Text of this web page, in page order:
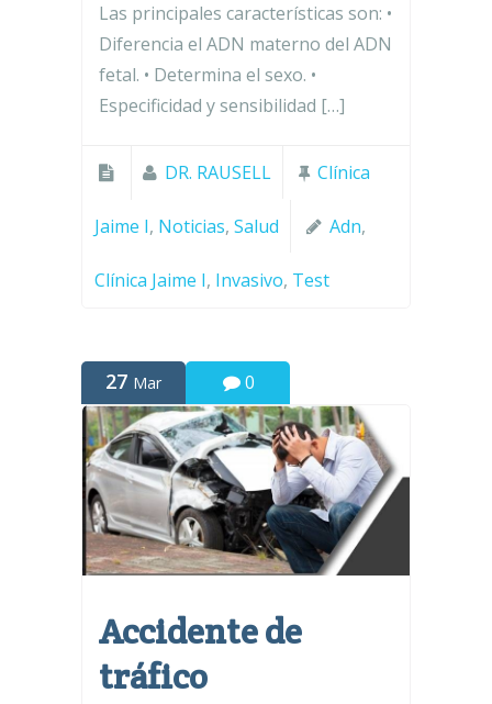
Las principales características son: •
Diferencia el ADN materno del ADN
fetal. • Determina el sexo. •
Especificidad y sensibilidad […]
DR. RAUSELL Clínica
Jaime I, Noticias, Salud Adn,
Clínica Jaime I, Invasivo, Test
27 Mar 0
Accidente de
tráfico